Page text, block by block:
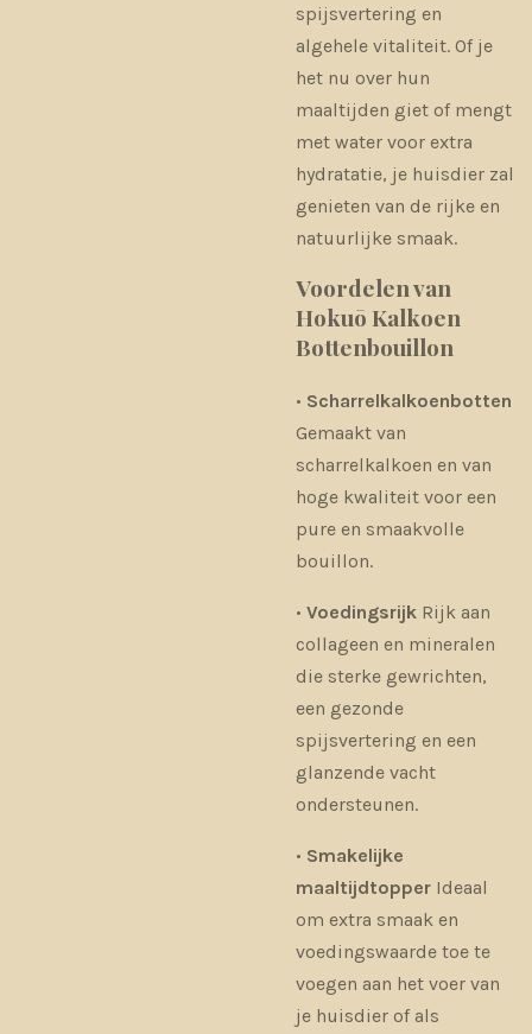
spijsvertering en
algehele vitaliteit. Of je
het nu over hun
maaltijden giet of mengt
met water voor extra
hydratatie, je huisdier zal
genieten van de rijke en
natuurlijke smaak.
Voordelen van
Hokuō Kalkoen
Bottenbouillon
• Scharrelkalkoenbotten
Gemaakt van
scharrelkalkoen en van
hoge kwaliteit voor een
pure en smaakvolle
bouillon.
• Voedingsrijk Rijk aan
collageen en mineralen
die sterke gewrichten,
een gezonde
spijsvertering en een
glanzende vacht
ondersteunen.
• Smakelijke
maaltijdtopper Ideaal
om extra smaak en
voedingswaarde toe te
voegen aan het voer van
je huisdier of als